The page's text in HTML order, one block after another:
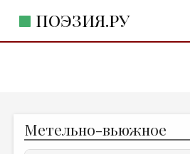
ПОЭЗИЯ.РУ
ЖАНРЫ
Метельно-вьюжное